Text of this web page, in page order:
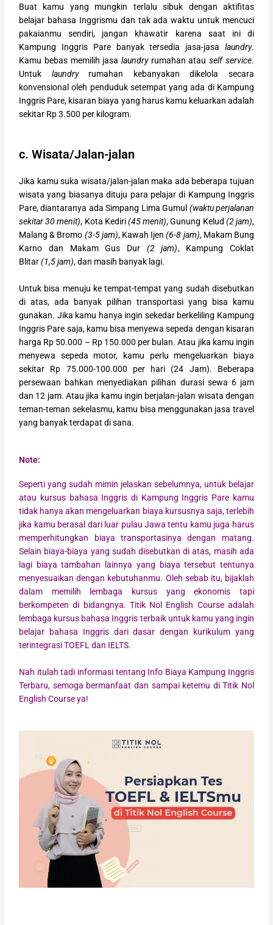
Buat kamu yang mungkin terlalu sibuk dengan aktifitas
belajar bahasa Inggrismu dan tak ada waktu untuk mencuci
pakaianmu sendiri, jangan khawatir karena saat ini di
Kampung Inggris Pare banyak tersedia jasa-jasa laundry.
Kamu bebas memilih jasa laundryrumahan atauself service.
Untuk laundryrumahan kebanyakan dikelola secara
konvensional oleh penduduk setempat yang ada di Kampung
Inggris Pare, kisaran biaya yang harus kamu keluarkan adalah
sekitar Rp 3.500 per kilogram.
c. Wisata/Jalan-jalan
Jika kamu suka wisata/jalan-jalan maka ada beberapa tujuan
wisata yang biasanya dituju para pelajar di Kampung Inggris
Pare, diantaranya ada Simpang Lima Gumul (waktu perjalanan
sekitar 30 menit), Kota Kediri(45 menit), Gunung Kelud (2 jam),
Malang & Bromo (3-5 jam), Kawah Ijen(6-8 jam), Makam Bung
Karno dan Makam Gus Dur (2 jam), Kampung Coklat
Blitar(1,5 jam), dan masih banyak lagi.
Untuk bisa menuju ke tempat-tempat yang sudah disebutkan
di atas, ada banyak pilihan transportasi yang bisa kamu
gunakan. Jika kamu hanya ingin sekedar berkeliling Kampung
Inggris Pare saja, kamu bisa menyewa sepeda dengan kisaran
harga Rp 50.000 – Rp 150.000 per bulan. Atau jika kamu ingin
menyewa sepeda motor, kamu perlu mengeluarkan biaya
sekitar Rp 75.000-100.000 per hari (24 Jam). Beberapa
persewaan bahkan menyediakan pilihan durasi sewa 6 jam
dan 12 jam. Atau jika kamu ingin berjalan-jalan wisata dengan
teman-teman sekelasmu, kamu bisa menggunakan jasa travel
yang banyak terdapat di sana.
Note:
Seperti yang sudah mimin jelaskan sebelumnya, untuk belajar
atau kursus bahasa Inggris di Kampung Inggris Pare kamu
tidak hanya akan mengeluarkan biaya kursusnya saja, terlebih
jika kamu berasal dari luar pulau Jawa tentu kamu juga harus
memperhitungkan biaya transportasinya dengan matang.
Selain biaya-biaya yang sudah disebutkan di atas, masih ada
lagi biaya tambahan lainnya yang biaya tersebut tentunya
menyesuaikan dengan kebutuhanmu. Oleh sebab itu, bijaklah
dalam memilih lembaga kursus yang ekonomis tapi
berkompeten di bidangnya. Titik Nol English Course adalah
lembaga kursus bahasa Inggris terbaik untuk kamu yang ingin
belajar bahasa Inggris dari dasar dengan kurikulum yang
terintegrasi TOEFL dan IELTS.
Nah itulah tadi informasi tentang Info Biaya Kampung Inggris
Terbaru, semoga bermanfaat dan sampai ketemu di Titik Nol
English Course ya!